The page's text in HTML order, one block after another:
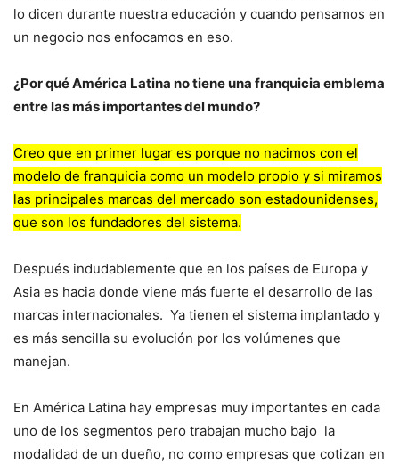
lo dicen durante nuestra educación y cuando pensamos en
un negocio nos enfocamos en eso.
¿Por qué América Latina no tiene una franquicia emblema
entre las más importantes del mundo?
Creo que en primer lugar es porque no nacimos con el
modelo de franquicia como un modelo propio y si miramos
las principales marcas del mercado son estadounidenses,
que son los fundadores del sistema.
Después indudablemente que en los países de Europa y
Asia es hacia donde viene más fuerte el desarrollo de las
marcas internacionales. Ya tienen el sistema implantado y
es más sencilla su evolución por los volúmenes que
manejan.
En América Latina hay empresas muy importantes en cada
uno de los segmentos pero trabajan mucho bajo la
modalidad de un dueño, no como empresas que cotizan en